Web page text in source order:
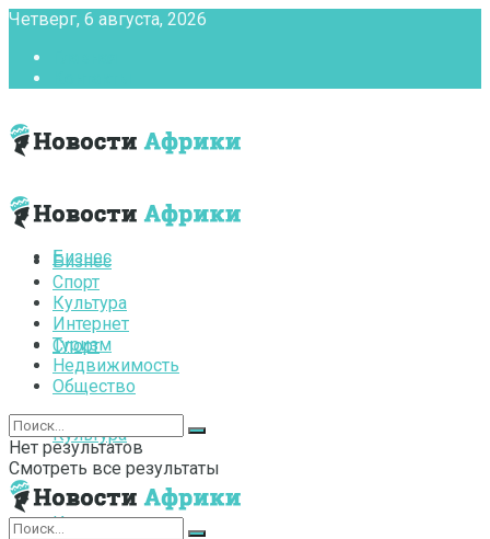
Четверг, 6 августа, 2026
Бизнес
Спорт
Культура
Интернет
Бизнес
Спорт
Культура
Интернет
Туризм
Недвижимость
Общество
Нет результатов
Смотреть все результаты